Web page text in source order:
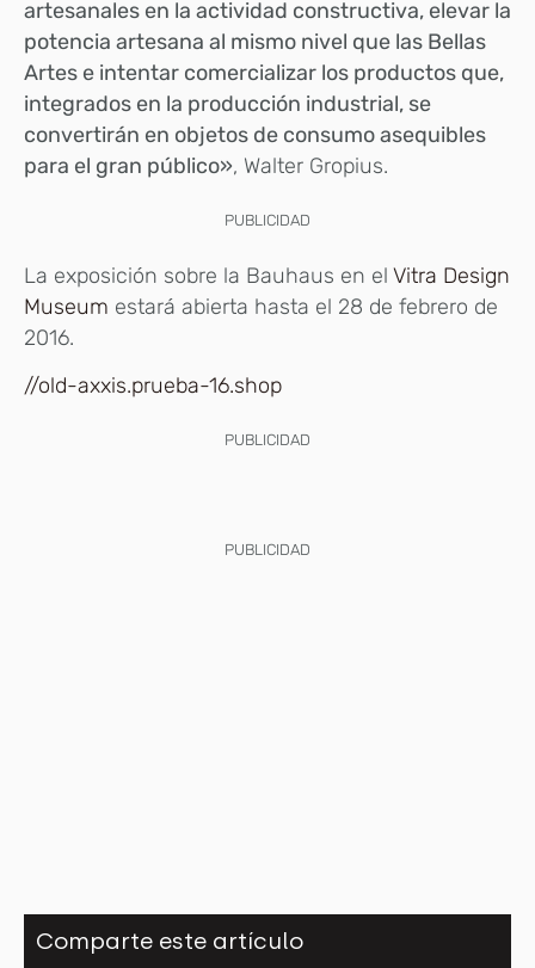
artesanales en la actividad constructiva, elevar la
potencia artesana al mismo nivel que las Bellas
Artes e intentar comercializar los productos que,
integrados en la producción industrial, se
convertirán en objetos de consumo asequibles
para el gran público», Walter Gropius.
PUBLICIDAD
La exposición sobre la Bauhaus en el Vitra Design
Museum estará abierta hasta el 28 de febrero de
2016.
//old-axxis.prueba-16.shop
PUBLICIDAD
PUBLICIDAD
Comparte este artículo